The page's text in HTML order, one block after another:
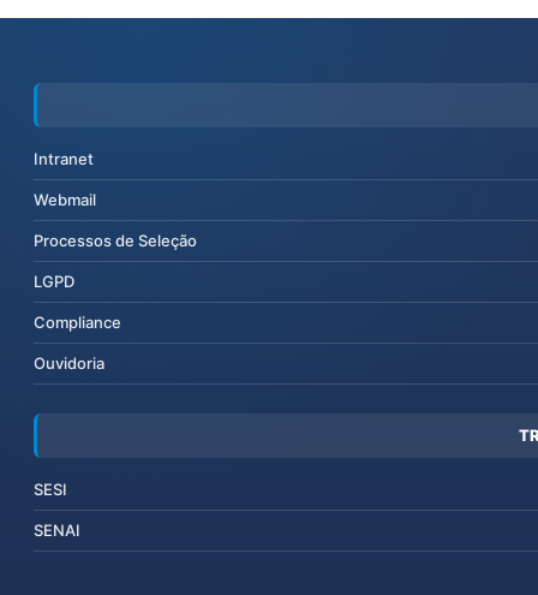
Intranet
Webmail
Processos de Seleção
LGPD
Compliance
Ouvidoria
SESI
SENAI